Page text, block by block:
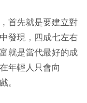
首先就是要建立對
發現，四成七左右
就是當代最好的成
年輕人只會向
。